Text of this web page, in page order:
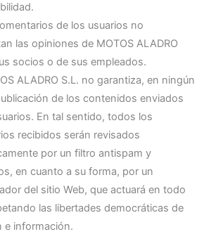
de los usuarios no
las opiniones de MOTOS ALADRO
socios o de sus empleados.
ALADRO S.L. no garantiza, en ningún
de los contenidos enviados
En tal sentido, todos los
recibidos serán revisados
por un filtro antispam y
en cuanto a su forma, por un
del sitio Web, que actuará en todo
las libertades democráticas de
e información.